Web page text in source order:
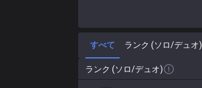
すべて ランク (ソロ/デュオ)
ランク (ソロ/デュオ)